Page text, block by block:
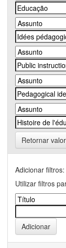
Retornar
Adicionar filtros:
Utilizar filtros